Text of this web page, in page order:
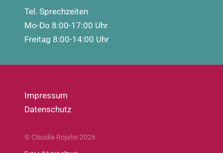
Tel. Sprechzeiten
Mo-Do 8:00-17:00 Uhr
Freitag 8:00-14:00 Uhr
Impressum
Datenschutz
© Claudia Rojahn 2026